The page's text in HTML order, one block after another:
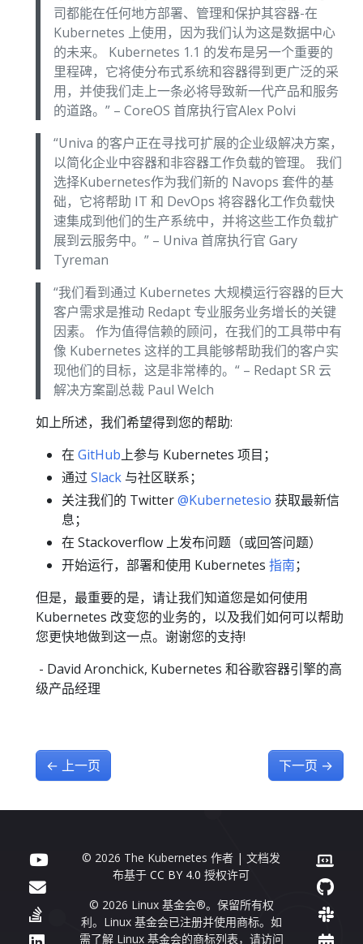
司都能在任何地方部署、管理和保护其容器-在
Kubernetes 上使用，因为我们认为这是数据中心
的未来。 Kubernetes 1.1 的发布是另一个重要的
里程碑，它将使分布式系统和容器得到更广泛的采
用，并使我们走上一条必将导致新一代产品和服务
的道路。” – CoreOS 首席执行官Alex Polvi
“Univa 的客户正在寻找可扩展的企业级解决方案，
以简化企业中容器和非容器工作负载的管理。 我们
选择Kubernetes作为我们新的 Navops 套件的基
础，它将帮助 IT 和 DevOps 将容器化工作负载快
速集成到他们的生产系统中，并将这些工作负载扩
展到云服务中。” – Univa 首席执行官 Gary
Tyreman
“我们看到通过 Kubernetes 大规模运行容器的巨大
客户需求是推动 Redapt 专业服务业务增长的关键
因素。 作为值得信赖的顾问，在我们的工具带中有
像 Kubernetes 这样的工具能够帮助我们的客户实
现他们的目标，这是非常棒的。“ – Redapt SR 云
解决方案副总裁 Paul Welch
如上所述，我们希望得到您的帮助:
在 GitHub上参与 Kubernetes 项目；
通过 Slack 与社区联系；
关注我们的 Twitter@Kubernetesio 获取最新信
息；
在 Stackoverflow 上发布问题（或回答问题）
开始运行，部署和使用 Kubernetes 指南；
但是，最重要的是，请让我们知道您是如何使用
Kubernetes 改变您的业务的，以及我们如何可以帮助
您更快地做到这一点。谢谢您的支持!
- David Aronchick, Kubernetes 和谷歌容器引擎的高
级产品经理
← 上一页 下一页 →
© 2026 The Kubernetes 作者 | 文档发
布基于CC BY 4.0 授权许可
© 2026 Linux 基金会®。保留所有权
利。Linux 基金会已注册并使用商标。如
需了解 Linux 基金会的商标列表，请访问